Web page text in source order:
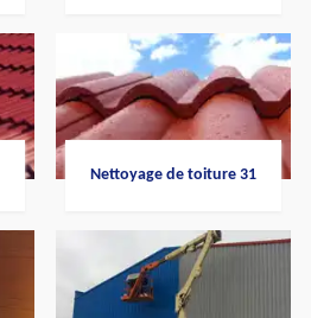
Nettoyage de toiture 31